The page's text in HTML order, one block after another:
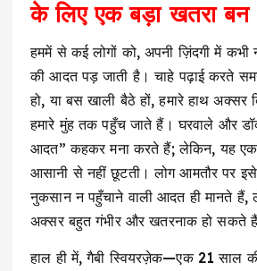
के लिए एक बड़ा खतरा
हममें से कई लोगों को, अपनी ज़िंदगी में
की आदत पड़ जाती है। चाहे पढ़ाई करते
हो, या बस खाली बैठे हों, हमारे हाथ अक्सर
हमारे मुंह तक पहुँच जाते हैं। घरवाले और
आदत” कहकर मना करते हैं; लेकिन, यह
आसानी से नहीं छूटती। लोग आमतौर पर
नुकसान न पहुँचाने वाली आदत ही मानते
अक्सर बहुत गंभीर और खतरनाक हो सकते
हाल ही में, गैबी स्वियरज़ेक—एक 21 साल